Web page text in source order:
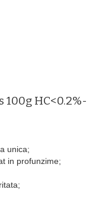
HC<0.2%-
unica;
in profunzime;